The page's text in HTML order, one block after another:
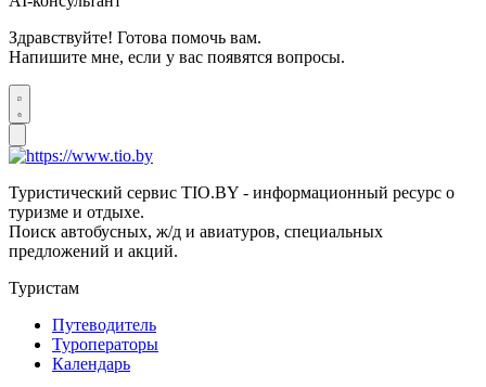
Здравствуйте! Готова помочь вам.
Напишите мне, если у вас появятся вопросы.
Туристический сервис TIO.BY - информационный ресурс о
туризме и отдыхе.
Поиск автобусных, ж/д и авиатуров, специальных
предложений и акций.
Туристам
Путеводитель
Туроператоры
Календарь